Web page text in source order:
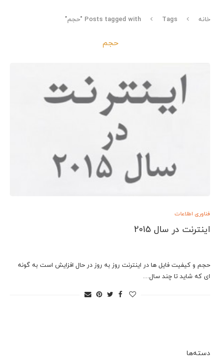
خانه Tags Posts tagged with "حجم"
حجم
فناوری اطلاعات
اینترنت در سال 2015
حجم و کیفیت فایل ها در اینترنت روز به روز در حال افزایش است به گونه
ای که شاید تا چند سال…
دسته‌ها